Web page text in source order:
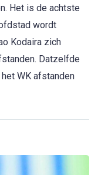
Het is de achtste
wordt
Kodaira zich
Datzelfde
WK afstanden